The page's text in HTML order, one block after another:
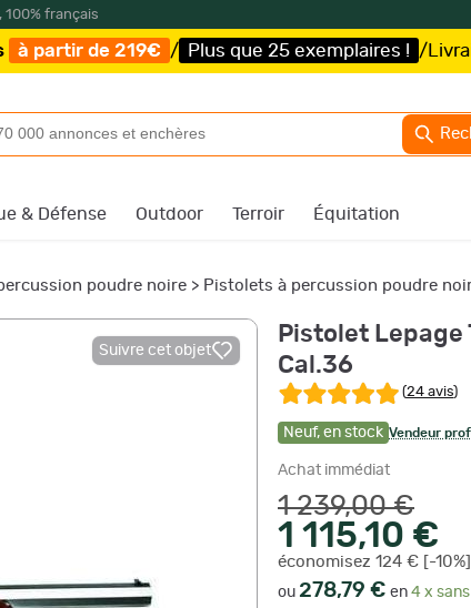
français
/ Plus que 25 exemplaires ! /Livraison offerte
& Défense Outdoor Terroir Équitation
poudre noire > Pistolets à percussion poudre
Suivre cet objet
Pistolet
Cal.36
(24 avis)
Neuf, en stock Vendeur
Achat immédiat
1 239,00 €
1 115,10 €
économisez 124 € [-10%]
ou 278,79 € en 4 x